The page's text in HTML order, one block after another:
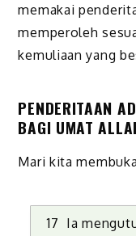
memakai
memperoleh
kemuliaan yang
PENDERITAAN
BAGI UMAT
Mari kita
17 Ia